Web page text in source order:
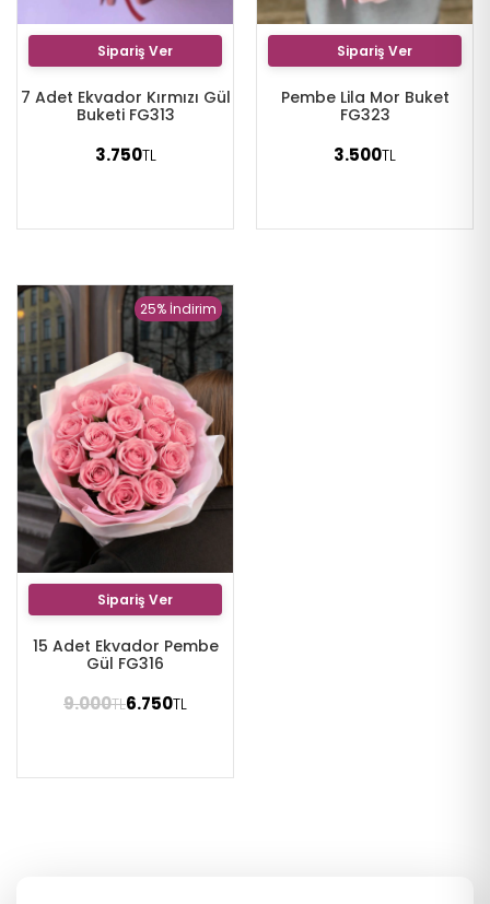
Sipariş Ver
7 Adet Ekvador Kırmızı Gül
Buketi FG313
3.750TL
Sipariş Ver
Pembe Lila Mor Buket
FG323
3.500TL
25% İndirim
Sipariş Ver
15 Adet Ekvador Pembe
Gül FG316
9.000TL6.750TL